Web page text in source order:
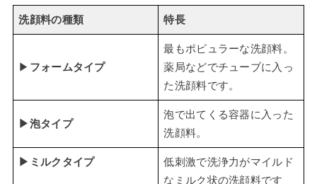
洗顔料の種類 特長
▶ フォームタイプ
最もポピュラーな洗顔料。
薬局などでチューブに入っ
た洗顔料です。
▶泡タイプ
泡で出てくる容器に入った
洗顔料。
▶ミルクタイプ
低刺激で洗浄力がマイルド
なミルク状の洗顔料です